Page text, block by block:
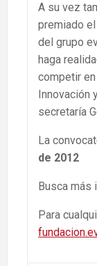
A su vez
premiado
del grupo
haga
competir
Innovación
secretaría
La
de 2012
Busca más
Para